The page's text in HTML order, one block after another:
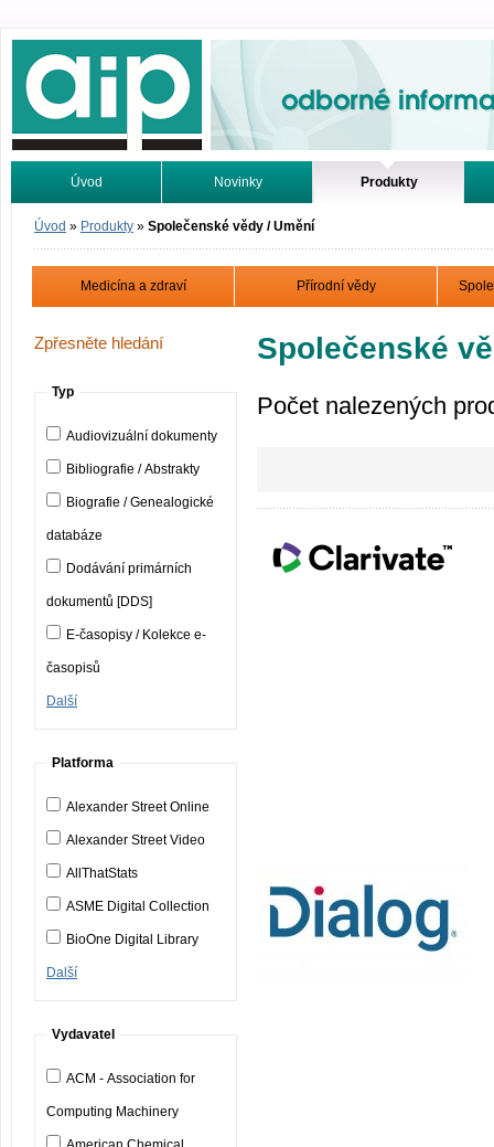
Odborné informace. Online.
Úvod Novinky Produkty
Vyhledávání Tutoriály
Úvod » Produkty » Společenské vědy / Umění
Medicína a zdraví Přírodní vědy
Zpřesněte hledání
Typ
Audiovizuální dokumenty
Bibliografie / Abstrakty
Biografie / Genealogické
databáze
Dodávání primárních
dokumentů [DDS]
E-časopisy / Kolekce e-
časopisů
Další
Platforma
Alexander Street Online
Alexander Street Video
AllThatStats
ASME Digital Collection
BioOne Digital Library
Další
Vydavatel
ACM - Association for
Computing Machinery
Společenské
Počet nalezených